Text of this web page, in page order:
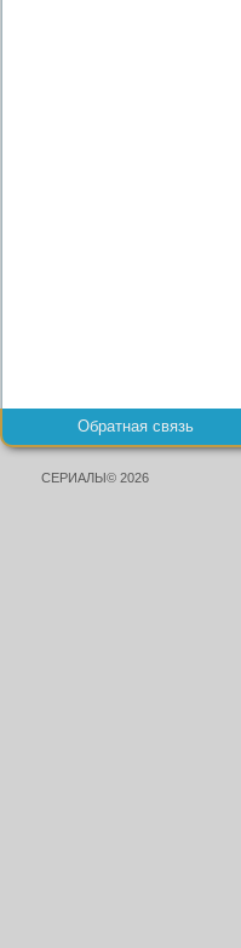
Обратная связь
СЕРИАЛЫ© 2026